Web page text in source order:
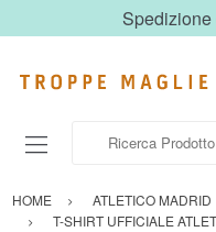
HOME
ATLETICO MADRID
T-SHIRT UFFICIALE